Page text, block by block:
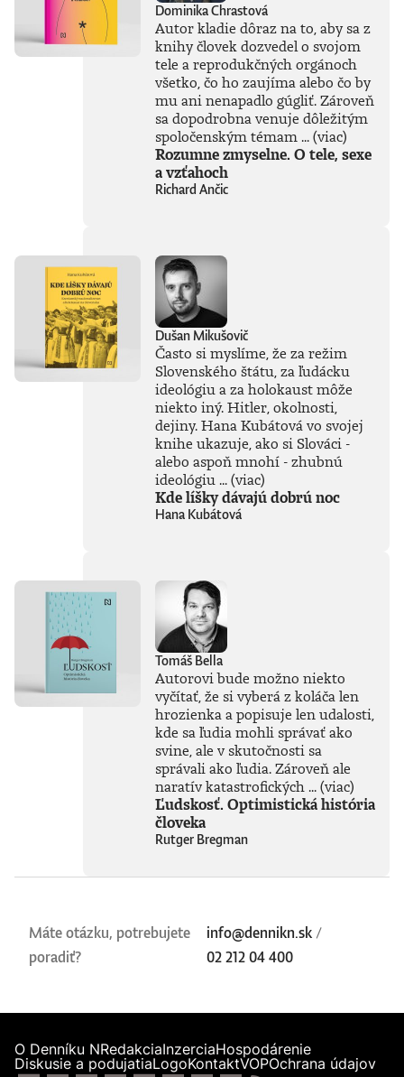
Dominika Chrastová
Autor kladie dôraz na to, aby sa z
knihy človek dozvedel o svojom
tele a reprodukčných orgánoch
všetko, čo ho zaujíma alebo čo by
mu ani nenapadlo gúgliť. Zároveň
sa dopodrobna venuje dôležitým
spoločenským témam ...(viac)
Rozumne zmyselne. O tele, sexe
a vzťahoch
Richard Ančic
Dušan Mikušovič
Často si myslíme, že za režim
Slovenského štátu, za ľudácku
ideológiu a za holokaust môže
niekto iný. Hitler, okolnosti,
dejiny. Hana Kubátová vo svojej
knihe ukazuje, ako si Slováci -
alebo aspoň mnohí - zhubnú
ideológiu ...(viac)
Kde líšky dávajú dobrú noc
Hana Kubátová
Tomáš Bella
Autorovi bude možno niekto
vyčítať, že si vyberá z koláča len
hrozienka a popisuje len udalosti,
kde sa ľudia mohli správať ako
svine, ale v skutočnosti sa
správali ako ľudia. Zároveň ale
naratív katastrofických ...(viac)
Ľudskosť. Optimistická história
človeka
Rutger Bregman
Máte otázku, potrebujete
poradiť?
info@dennikn.sk /
02 212 04 400
O Denníku NRedakciaInzerciaHospodárenie
Diskusie a podujatiaLogoKontaktVOPOchrana údajov